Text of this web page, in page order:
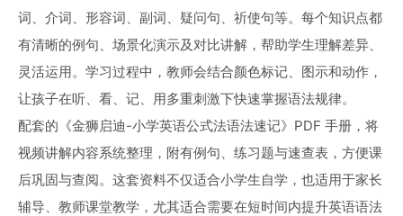
词、介词、形容词、副词、疑问句、祈使句等。每个知识点都
有清晰的例句、场景化演示及对比讲解，帮助学生理解差异、
灵活运用。学习过程中，教师会结合颜色标记、图示和动作，
让孩子在听、看、记、用多重刺激下快速掌握语法规律。
配套的《金狮启迪-小学英语公式法语法速记》PDF 手册，将
视频讲解内容系统整理，附有例句、练习题与速查表，方便课
后巩固与查阅。这套资料不仅适合小学生自学，也适用于家长
辅导、教师课堂教学，尤其适合需要在短时间内提升英语语法